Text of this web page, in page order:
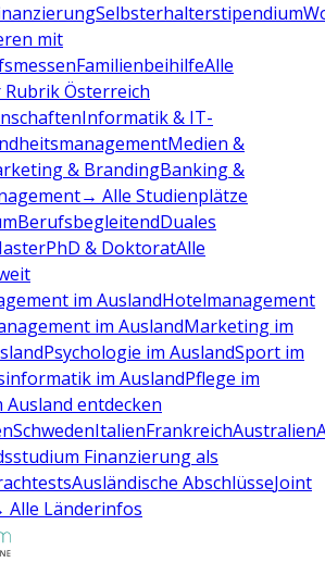
Selbsterhalterstipendium
mit
FamilienbeihilfeAlle
Österreich
Informatik & IT-
Medien &
& BrandingBanking &
→ Alle Studienplätze
BerufsbegleitendDuales
PhD & DoktoratAlle
im AuslandHotelmanagement
im AuslandMarketing im
Psychologie im AuslandSport im
im AuslandPflege im
Ausland entdecken
SchwedenItalienFrankreichAustralien
Finanzierung als
Ausländische AbschlüsseJoint
Alle Länderinfos